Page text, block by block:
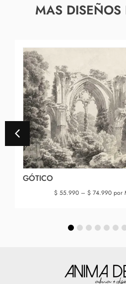
MAS DISEÑOS
GÓTICO
$55.990 – $74.990por